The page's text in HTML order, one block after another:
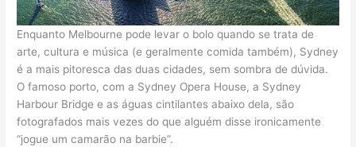
Enquanto Melbourne pode levar o bolo quando se trata de
arte, cultura e música (e geralmente comida também), Sydney
é a mais pitoresca das duas cidades, sem sombra de dúvida.
O famoso porto, com a Sydney Opera House, a Sydney
Harbour Bridge e as águas cintilantes abaixo dela, são
fotografados mais vezes do que alguém disse ironicamente
“jogue um camarão na barbie”.